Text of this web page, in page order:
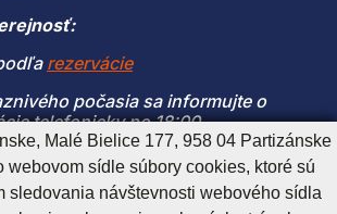
rezervácie
počasia sa informujte o
telefonicky po 18:00
kapacity je vstup na pozorovanie
rezerváciou)
Malé Bielice 177, 958 04 Partizánske
webovom sídle súbory cookies, ktoré sú
sledovania návštevnosti webového sídla